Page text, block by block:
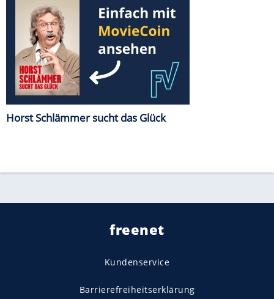
Horst Schlämmer sucht das Glück
freenet
Kundenservice
Barrierefreiheitserklärung